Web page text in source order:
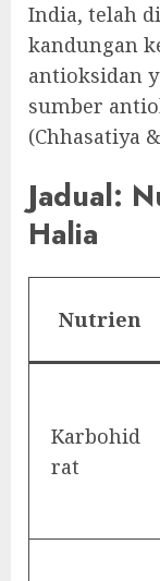
India, telah
kandungan
antioksidan
sumber
(Chhasatiya
Jadual:
Halia
Nutrien
Karbohid
rat